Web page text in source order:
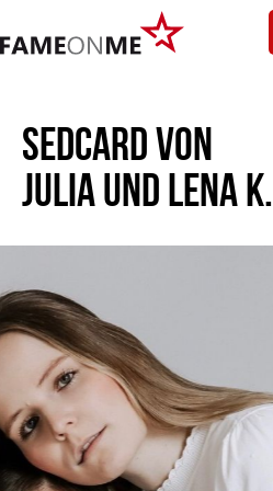
SEDCARD VON
JULIA UND LENA K.